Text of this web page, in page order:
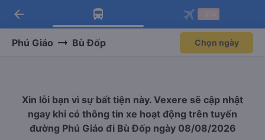
Tải app Vexere ngay!
Nhận ưu đãi thành viên độc
Mở app
Tải app Vexere
-30k/ghế khi đặt vé máy bay qua
Mở app
arrow_back
Phú Giáo Bù Đốp Chọn ngày
Xin lỗi bạn vì sự bất tiện này. Vexere sẽ cập nhật
ngay khi có thông tin xe hoạt động trên tuyến
đường Phú Giáo đi Bù Đốp ngày 08/08/2026